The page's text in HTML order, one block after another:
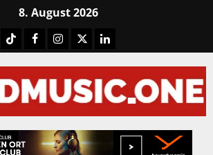
8. August 2026
TiktokFacebook
Instagram
X LinkedIN